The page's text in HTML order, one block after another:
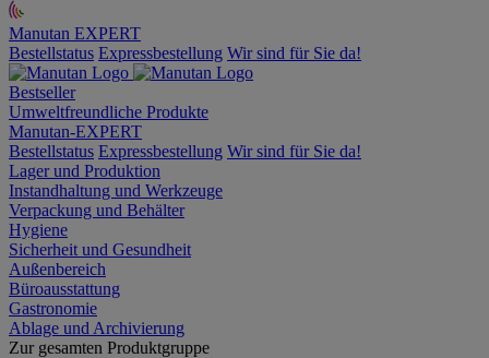
Manutan EXPERT
Bestellstatus Expressbestellung Wir sind für Sie da!
Bestseller
Umweltfreundliche Produkte
Manutan-EXPERT
Bestellstatus Expressbestellung Wir sind für Sie da!
Lager und Produktion
Instandhaltung und Werkzeuge
Verpackung und Behälter
Hygiene
Sicherheit und Gesundheit
Außenbereich
Büroausstattung
Gastronomie
Ablage und Archivierung
Zur gesamten Produktgruppe